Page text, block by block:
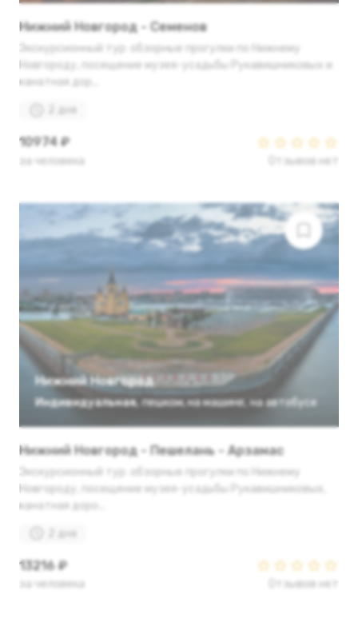
Нижний Новгород - Семенов
Экскурсионный тур: обзорные прогулки по Нижнему
Новгороду, посещение музея-усадьбы Рукавишниковых и
канатная дор...
2 дня
10974 ₽
за человека Отзывов нет
Нижний Новгород
Индивидуальная, пешком, на машине на автобусе
Нижний Новгород - Пешелань - Арзамас
Экскурсионный тур: обзорные прогулки по Нижнему
Новгороду, посещение музея-усадьбы Рукавишниковых,
канатная доро...
2 дня
13216 ₽
за человека Отзывов нет